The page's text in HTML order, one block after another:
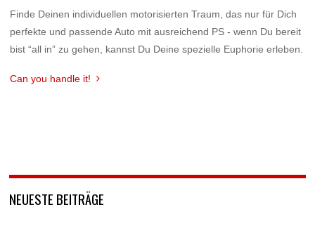
Finde Deinen individuellen motorisierten Traum, das nur für Dich
perfekte und passende Auto mit ausreichend PS - wenn Du bereit
bist “all in” zu gehen, kannst Du Deine spezielle Euphorie erleben.
Can you handle it!
NEUESTE BEITRÄGE